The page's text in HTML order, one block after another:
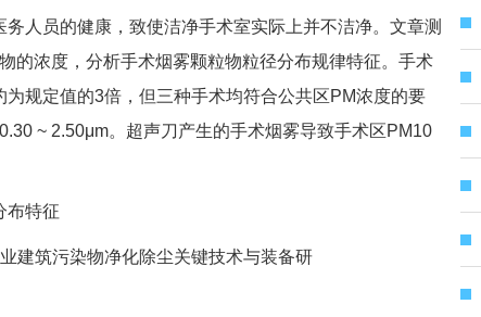
人员的健康，致使洁净手术室实际上并不洁净。文章测
的浓度，分析手术烟雾颗粒物粒径分布规律特征。手术
规定值的3倍，但三种手术均符合公共区PM浓度的要
~ 2.50μm。超声刀产生的手术烟雾导致手术区PM10
布特征
建筑污染物净化除尘关键技术与装备研